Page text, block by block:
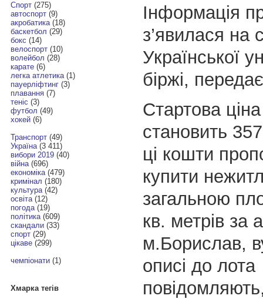
Спорт(275)
автоспорт(9)
акробатика(18)
баскетбол (29)
бокс (14)
велоспорт(10)
волейбол (28)
карате(6)
легка атлетика(1)
пауерліфтинг(3)
плавання(7)
теніс (3)
футбол (49)
хокей(6)
Транспорт(49)
Україна(3 411)
вибори 2019(40)
війна(696)
економіка(479)
кримінал (180)
культура(42)
освіта(12)
погода(19)
політика(609)
скандали(33)
спорт(29)
цікаве(299)
чемпіонати(1)
Хмарка тегів
Інформація
з’явилася на
Української
біржі,
Стартова
становить
ці кошти
купити
загальною
кв. метрів за
м.Борислав,
описі до лота